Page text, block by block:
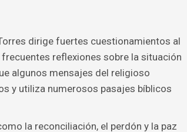
dirige fuertes cuestionamientos al
reflexiones sobre la situación
algunos mensajes del religioso
y utiliza numerosos pasajes bíblicos
la reconciliación, el perdón y la paz